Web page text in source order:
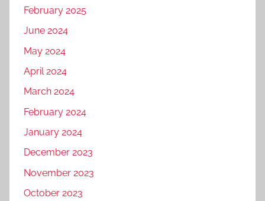
February 2025
June 2024
May 2024
April 2024
March 2024
February 2024
January 2024
December 2023
November 2023
October 2023